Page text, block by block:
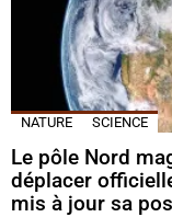
NATURE SCIENCE
Le pôle Nord
déplacer
mis à jour sa